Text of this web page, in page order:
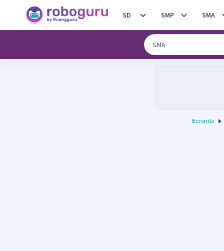
SD SMP SMA
Beranda